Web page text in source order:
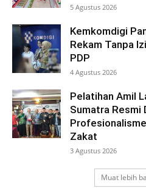
5 Agustus 2026
Kemkomdigi
Rekam Tanpa
PDP
4 Agustus 2026
Pelatihan Amil
Sumatra Resmi
Zakat
3 Agustus 2026
Muat lebih